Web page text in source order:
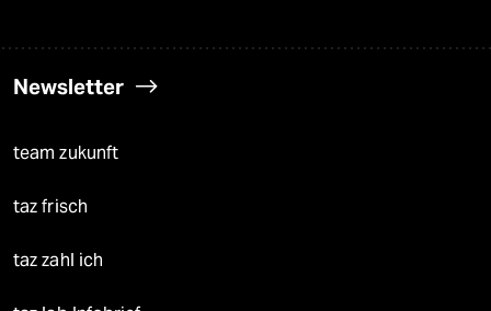
Newsletter
team zukunft
taz frisch
taz zahl ich